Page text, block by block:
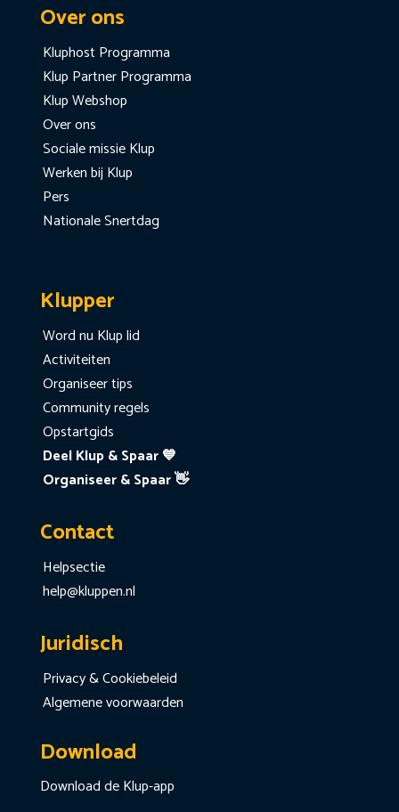
Over ons
Kluphost Programma
Klup Partner Programma
Klup Webshop
Over ons
Sociale missie Klup
Werken bij Klup
Pers
Nationale Snertdag
Klupper
Word nu Klup lid
Activiteiten
Organiseer tips
Community regels
Opstartgids
Deel Klup & Spaar 💙
Organiseer & Spaar 👋
Contact
Helpsectie
help@kluppen.nl
Juridisch
Privacy & Cookiebeleid
Algemene voorwaarden
Download
Download de Klup-app